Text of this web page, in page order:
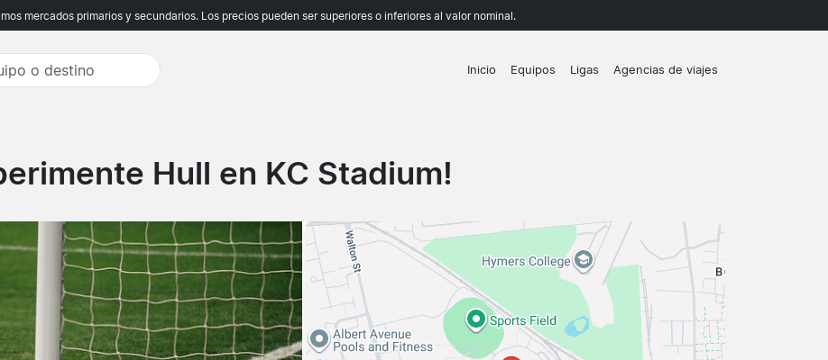
mercados primarios y secundarios. Los precios pueden ser superiores o inferiores al valor nominal.
Inicio Equipos Ligas Agencias de viajes
Hull en KC Stadium!